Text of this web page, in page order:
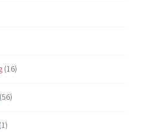
(16)
(56)
(1)